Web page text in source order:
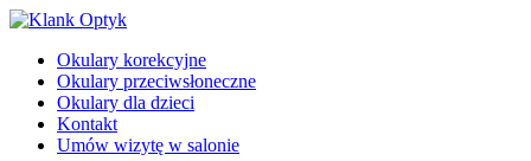
Okulary korekcyjne
Okulary przeciwsłoneczne
Okulary dla dzieci
Kontakt
Umów wizytę w salonie